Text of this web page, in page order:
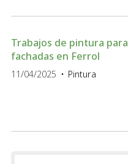
Trabajos de pintura para
fachadas en Ferrol
11/04/2025 Pintura